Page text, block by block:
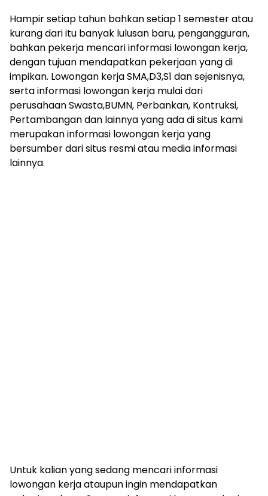
Hampir setiap tahun bahkan setiap 1 semester atau
kurang dari itu banyak lulusan baru, pengangguran,
bahkan pekerja mencari informasi lowongan kerja,
dengan tujuan mendapatkan pekerjaan yang di
impikan. Lowongan kerja SMA,D3,S1 dan sejenisnya,
serta informasi lowongan kerja mulai dari
perusahaan Swasta,BUMN, Perbankan, Kontruksi,
Pertambangan dan lainnya yang ada di situs kami
merupakan informasi lowongan kerja yang
bersumber dari situs resmi atau media informasi
lainnya.
Untuk kalian yang sedang mencari informasi
lowongan kerja ataupun ingin mendapatkan